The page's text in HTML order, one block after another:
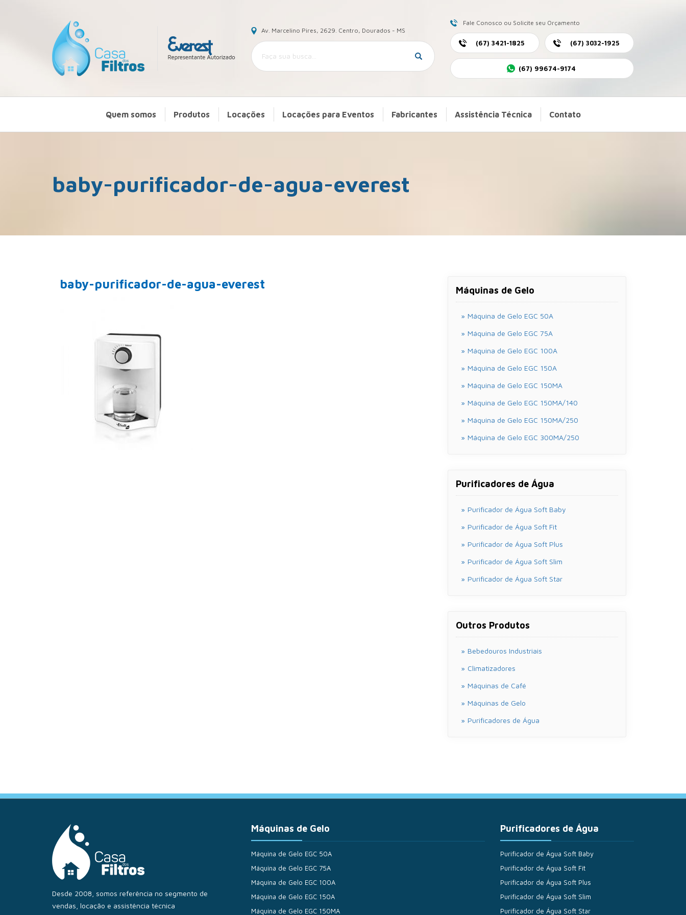
Av. Marcelino Pires, 2629. Centro, Dourados - MS
Fale Conosco ou Solicite seu Orçamento
(67) 3421-1825 (67) 3032-1925
(67) 99674-9174
Quem somos Produtos Locações Locações para Eventos Fabricantes Assistência Técnica Contato
baby-purificador-de-agua-everest
baby-purificador-de-agua-everest Máquinas de Gelo
Máquina de Gelo EGC 50A
Máquina de Gelo EGC 75A
Máquina de Gelo EGC 100A
Máquina de Gelo EGC 150A
Máquina de Gelo EGC 150MA
Máquina de Gelo EGC 150MA/140
Máquina de Gelo EGC 150MA/250
Máquina de Gelo EGC 300MA/250
Purificadores de Água
Purificador de Água Soft Baby
Purificador de Água Soft Fit
Purificador de Água Soft Plus
Purificador de Água Soft Slim
Purificador de Água Soft Star
Outros Produtos
Bebedouros Industriais
Climatizadores
Máquinas de Café
Máquinas de Gelo
Purificadores de Água
Desde 2008, somos referência no segmento de
vendas, locação e assistência técnica
Máquinas de Gelo
Máquina de Gelo EGC 50A
Máquina de Gelo EGC 75A
Máquina de Gelo EGC 100A
Máquina de Gelo EGC 150A
Máquina de Gelo EGC 150MA
Purificadores de Água
Purificador de Água Soft Baby
Purificador de Água Soft Fit
Purificador de Água Soft Plus
Purificador de Água Soft Slim
Purificador de Água Soft Star